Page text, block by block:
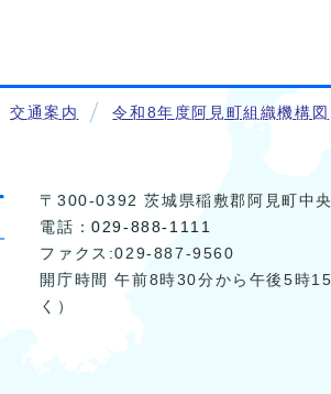
交通案内 令和8年度阿見町組織機構図
〒300-0392 茨城県稲敷郡阿見町中
電話：029-888-1111
ファクス:029-887-9560
開庁時間 午前8時30分から午後5時
く）